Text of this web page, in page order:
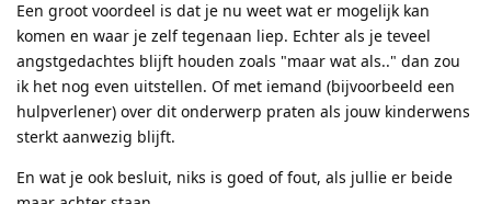
Een groot voordeel is dat je nu weet wat er mogelijk kan
komen en waar je zelf tegenaan liep. Echter als je teveel
angstgedachtes blijft houden zoals "maar wat als.." dan zou
ik het nog even uitstellen. Of met iemand (bijvoorbeeld een
hulpverlener) over dit onderwerp praten als jouw kinderwens
sterkt aanwezig blijft.
En wat je ook besluit, niks is goed of fout, als jullie er beide